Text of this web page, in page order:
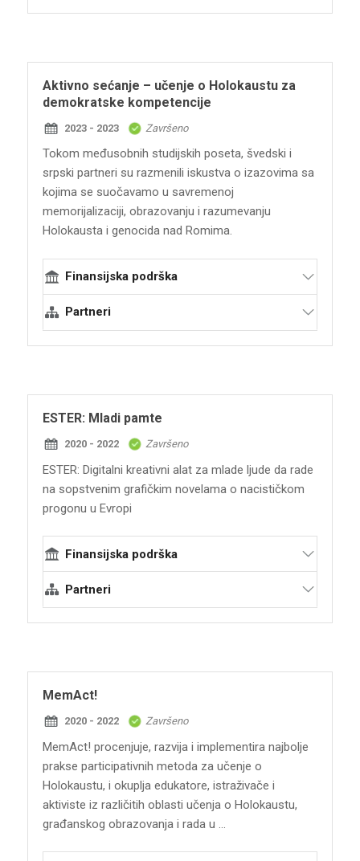
Aktivno sećanje – učenje o Holokaustu za
demokratske kompetencije
2023 - 2023 Završeno
Tokom međusobnih studijskih poseta, švedski i
srpski partneri su razmenili iskustva o izazovima sa
kojima se suočavamo u savremenoj
memorijalizaciji, obrazovanju i razumevanju
Holokausta i genocida nad Romima.
Finansijska podrška
Švedski institut
Partneri
Spomen-park "Kragujevački oktobar"
Jevrejska opština Novi Sad JONS
Romska redakcija RTV
Katedra za istoriju Filozofskog fakulteta
Univerziteta u Beogradu
ESTER: Mladi pamte
2020 - 2022 Završeno
ESTER: Digitalni kreativni alat za mlade ljude da rade
na sopstvenim grafičkim novelama o nacističkom
progonu u Evropi
Finansijska podrška
EVZ Fondacija "Sećanje, odgovornost i
Partneri
MemAct!
2020 - 2022 Završeno
MemAct! procenjuje, razvija i implementira najbolje
prakse participativnih metoda za učenje o
Holokaustu, i okuplja edukatore, istraživače i
aktiviste iz različitih oblasti učenja o Holokaustu,
građanskog obrazovanja i rada u ...